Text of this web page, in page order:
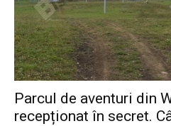
Parcul de aventuri din
recepționat în secret.